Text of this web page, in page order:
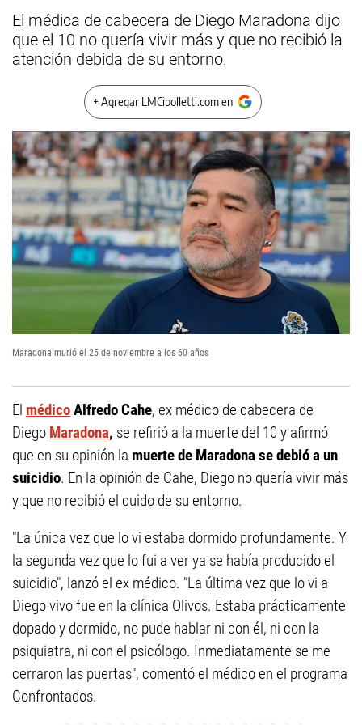
El médica de cabecera de Diego Maradona dijo
que el 10 no quería vivir más y que no recibió la
atención debida de su entorno.
+ Agregar LMCipolletti.com en
Maradona murió el 25 de noviembre a los 60 años
El médicoAlfredo Cahe, ex médico de cabecera de
Diego Maradona, se refirió a la muerte del 10 y afirmó
que en su opinión la muerte de Maradona se debió a un
suicidio. En la opinión de Cahe, Diego no quería vivir más
y que no recibió el cuido de su entorno.
"La única vez que lo vi estaba dormido profundamente. Y
la segunda vez que lo fui a ver ya se había producido el
suicidio", lanzó el ex médico. "La última vez que lo vi a
Diego vivo fue en la clínica Olivos. Estaba prácticamente
dopado y dormido, no pude hablar ni con él, ni con la
psiquiatra, ni con el psicólogo. Inmediatamente se me
cerraron las puertas", comentó el médico en el programa
Confrontados.